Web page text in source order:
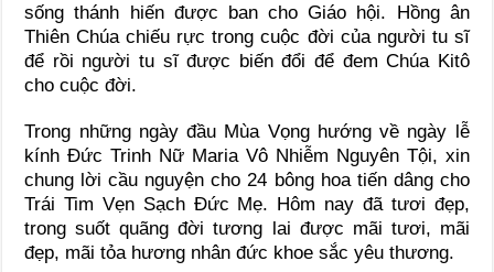
sống thánh hiến được ban cho Giáo hội. Hồng ân
Thiên Chúa chiếu rực trong cuộc đời của người tu sĩ
để rồi người tu sĩ được biến đổi để đem Chúa Kitô
cho cuộc đời.
Trong những ngày đầu Mùa Vọng hướng về ngày lễ
kính Đức Trinh Nữ Maria Vô Nhiễm Nguyên Tội, xin
chung lời cầu nguyện cho 24 bông hoa tiến dâng cho
Trái Tim Vẹn Sạch Đức Mẹ. Hôm nay đã tươi đẹp,
trong suốt quãng đời tương lai được mãi tươi, mãi
đẹp, mãi tỏa hương nhân đức khoe sắc yêu thương.